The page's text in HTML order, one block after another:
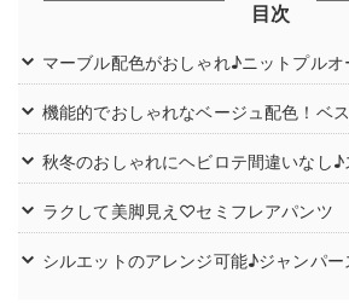
目次
マーブル配色がおしゃれ♪ニットプルオ
機能的でおしゃれなベージュ配色！ベ
秋冬のおしゃれにヘビロテ間違いなし♪
ラクして美脚見え♡セミフレアパンツ
シルエットのアレンジ可能♪ジャンパー